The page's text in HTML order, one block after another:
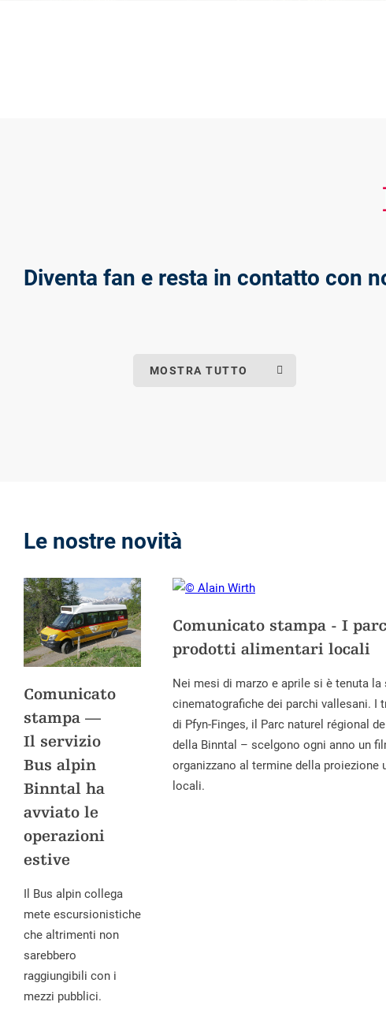
Diventa fan e resta in contatto con
MOSTRA TUTTO
Le nostre novità
Comunicato
stampa —
Il servizio
Bus alpin
Binntal ha
avviato le
operazioni
estive
Il Bus alpin collega
mete escursionistiche
che altrimenti non
sarebbero
raggiungibili con i
mezzi pubblici.
Comunicato stampa - I
prodotti alimentari locali
Nei mesi di marzo e aprile si è tenuta
cinematografiche dei parchi vallesani. I
di Pfyn-Finges, il Parc naturel régional
della Binntal – scelgono ogni anno un
organizzano al termine della
locali.